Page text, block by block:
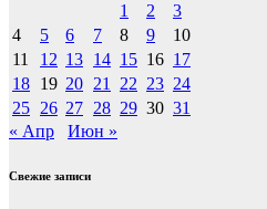
1
2
3
4
5 6 7 8 9
10
11
12 13 14 15 16 17
18 19 20 21 22 23 24
25 26 27 28 29 30 31
« Апр
Июн »
Свежие записи